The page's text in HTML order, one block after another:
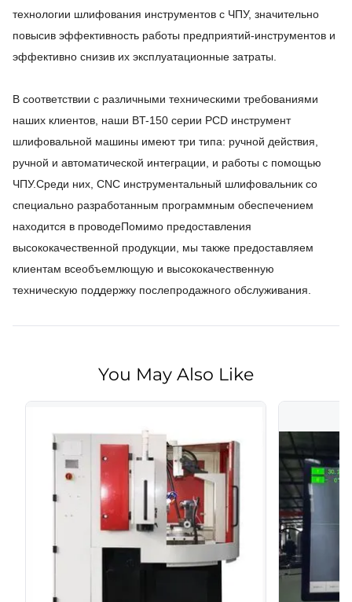
технологии шлифования инструментов с ЧПУ, значительно
повысив эффективность работы предприятий-инструментов и
эффективно снизив их эксплуатационные затраты.
В соответствии с различными техническими требованиями
наших клиентов, наши BT-150 серии PCD инструмент
шлифовальной машины имеют три типа: ручной действия,
ручной и автоматической интеграции, и работы с помощью
ЧПУ.Среди них, CNC инструментальный шлифовальник со
специально разработанным программным обеспечением
находится в проводеПомимо предоставления
высококачественной продукции, мы также предоставляем
клиентам всеобъемлющую и высококачественную
техническую поддержку послепродажного обслуживания.
You May Also Like